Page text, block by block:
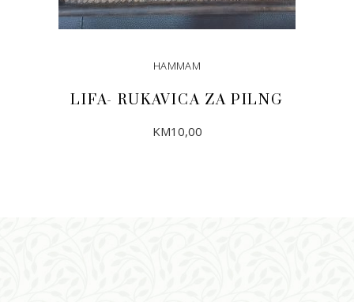
HAMMAM
LIFA- RUKAVICA ZA PILNG
KM10,00